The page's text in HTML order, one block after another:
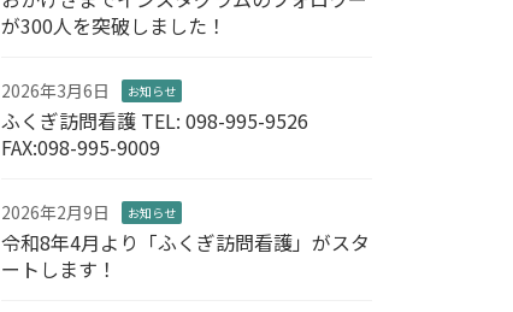
が300人を突破しました！
2026年3月6日 お知らせ
ふくぎ訪問看護 TEL: 098-995-9526
FAX:098-995-9009
2026年2月9日 お知らせ
令和8年4月より「ふくぎ訪問看護」がスタ
ートします！